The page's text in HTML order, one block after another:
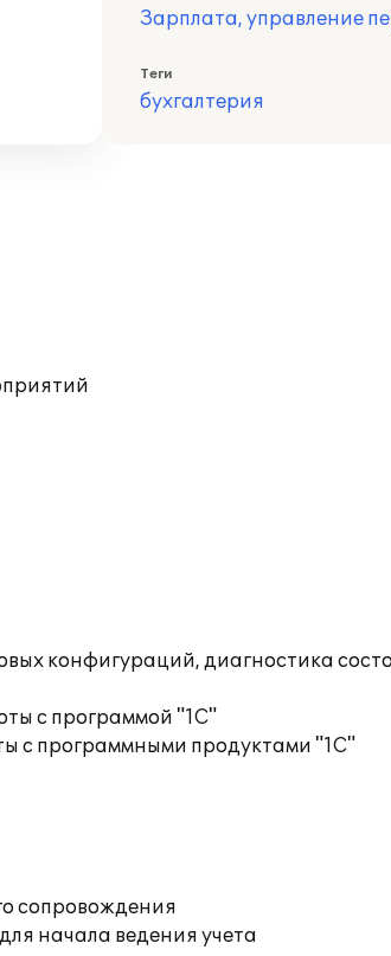
Зарплата, управление
Теги
бухгалтерия
конфигураций, диагностика
с программой "1С"
с программными продуктами "1С"
сопровождения
начала ведения учета